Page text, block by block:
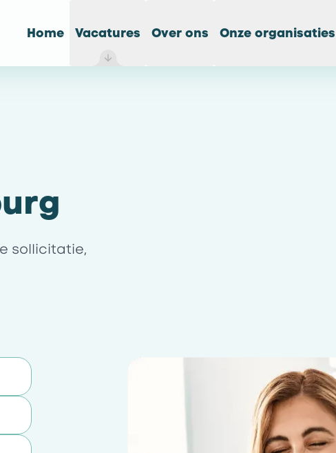
Home Vacatures Over ons Onze organisaties
sollicitatie,